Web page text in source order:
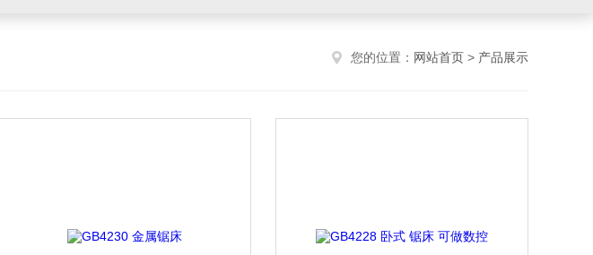
您的位置： 网站首页 > 产品展示